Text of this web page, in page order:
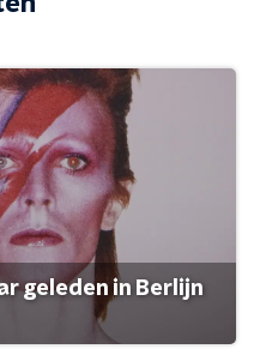
geleden in Berlijn